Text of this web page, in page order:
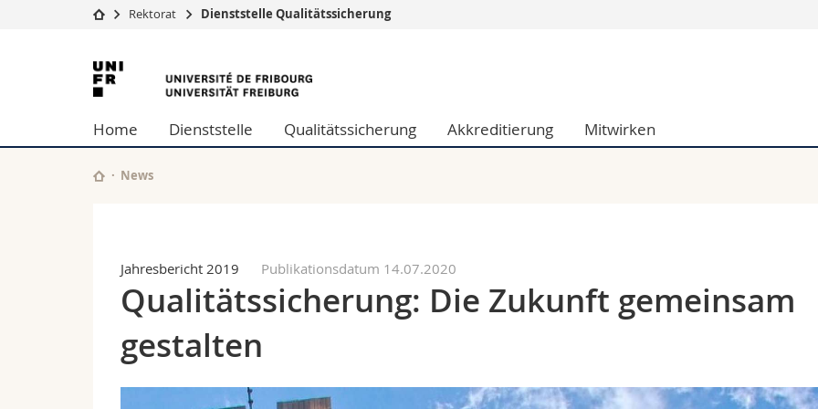
Universität
Studium
Forschung
Universität
Weiterbildung
Wirtschafts- und Sozialwissenschaftliche Fak.
Philosophische Fak.
Forschende
Rektorat Dienststelle Qualitätssicherung
Universität
Freiburg
Home Dienststelle Qualitätssicherung Akkreditierung Mitwirken
News
Jahresbericht 2019 Publikationsdatum 14.07.2020
Qualitätssicherung: Die Zukunft gemeinsam
gestalten